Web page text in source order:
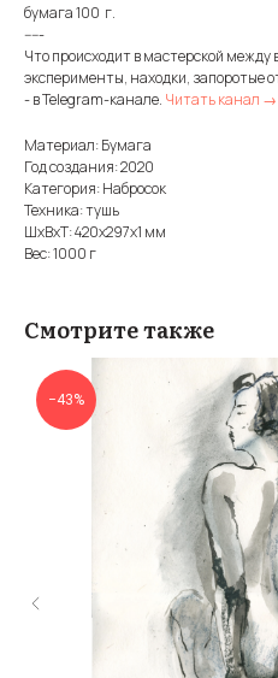
бумага 100 г.
-----
Что происходит в мастерской
эксперименты, находки, запоротые
- в Telegram-канале. Читать канал →
Материал: Бумага
Год создания: 2020
Категория: Набросок
Техника: тушь
ШxВxТ: 420x297x1 мм
Вес: 1000 г
Смотрите также
−43%